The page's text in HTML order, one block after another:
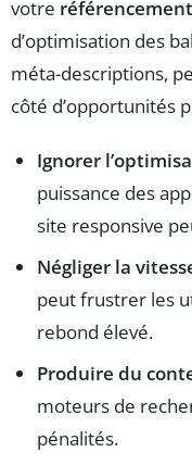
votre référencement
d’optimisation des
méta-descriptions,
côté d’opportunités
Ignorer
puissance des
site responsive
Négliger la
peut frustrer les
rebond élevé.
Produire du
moteurs de
pénalités.